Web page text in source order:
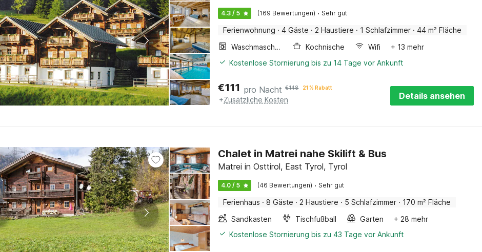
4.3 / 5 (169 Bewertungen) · Sehr gut
Ferienwohnung · 4 Gäste · 2 Haustiere · 1 Schlafzimmer · 44 m² Fläche
Waschmaschine
Kochnische Wifi
+ 13 mehr
Kostenlose Stornierung bis zu 14 Tage vor Ankunft
€111 pro Nacht €148 21 % Rabatt
+Zusätzliche Kosten Details ansehen
Chalet in Matrei nahe Skilift & Bus
Matrei in Osttirol, East Tyrol, Tyrol
4.0 / 5 (46 Bewertungen) · Sehr gut
Ferienhaus · 8 Gäste · 2 Haustiere · 5 Schlafzimmer · 170 m² Fläche
Sandkasten
Tischfußball Garten
+ 28 mehr
Kostenlose Stornierung bis zu 43 Tage vor Ankunft